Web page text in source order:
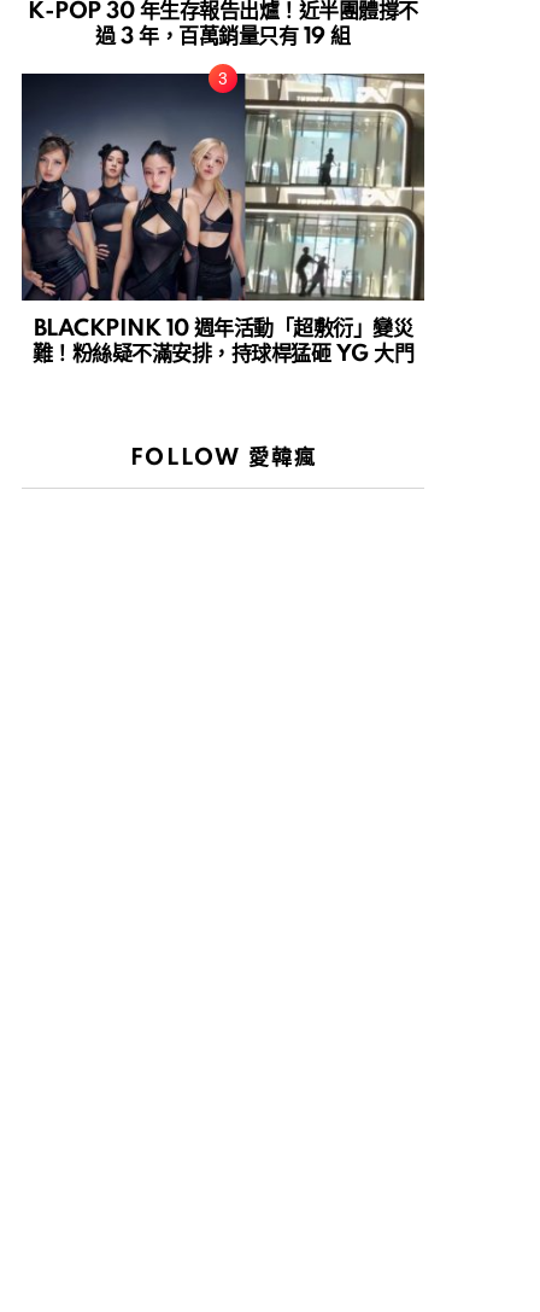
K-POP 30 年生存報告出爐！近半團體撐不
過 3 年，百萬銷量只有 19 組
BLACKPINK 10 週年活動「超敷衍」變災
難！粉絲疑不滿安排，持球桿猛砸 YG 大門
FOLLOW 愛韓瘋